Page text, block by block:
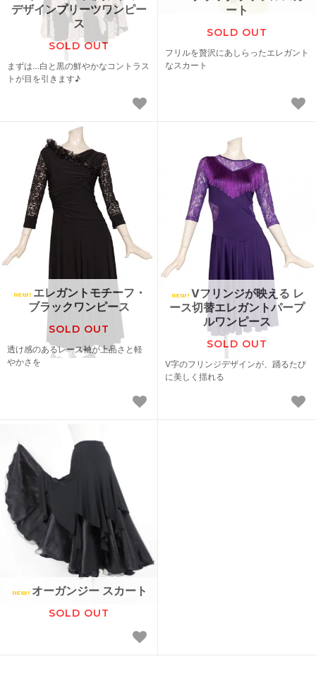
デザインプリーツワンピー
ス
SOLD OUT
まずは…白と黒の鮮やかなコントラス
トが目を引きます♪
ート
SOLD OUT
フリルを贅沢にあしらったエレガント
なスカート
エレガントモチーフ・
ブラックワンピース
SOLD OUT
透け感のあるレース袖が上品さと軽
やかさを
Vフリンジが映える レ
ース切替エレガントパープ
ルワンピース
SOLD OUT
V字のフリンジデザインが、踊るたび
に美しく揺れる
オーガンジー スカート
SOLD OUT